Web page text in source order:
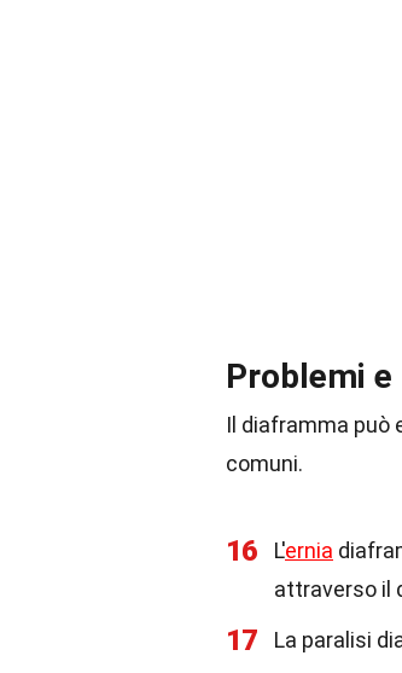
Problemi
Il diaframma può
comuni.
16 L'ernia
attraverso il
17 La paralisi